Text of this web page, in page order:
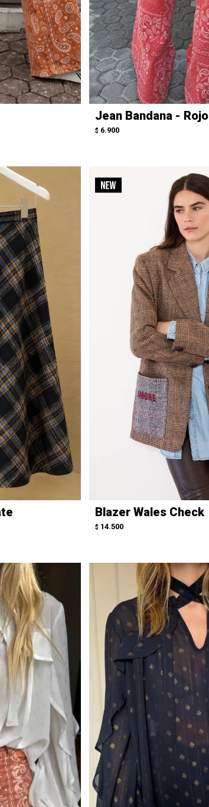
Jean Bandana - Rojo
$ 6.900
Blazer Wales Check
$ 14.500